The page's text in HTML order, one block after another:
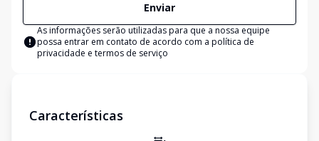
Enviar
As informações serão utilizadas para que a nossa equipe
possa entrar em contato de acordo com a política de
privacidade e termos de serviço
Características